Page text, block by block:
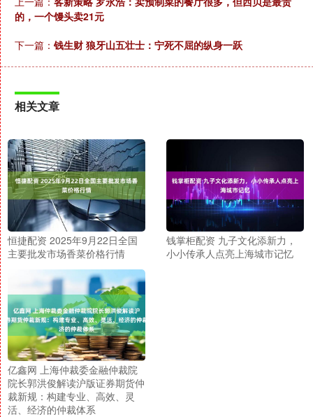
的，一个馒头卖21元
下一篇： 钱生财 狼牙山五壮士：宁死不屈的纵身一跃
相关文章
恒捷配资 2025年9月22日全国
主要批发市场香菜价格行情
钱掌柜配资 九子文化添新力，
小小传承人点亮上海城市记忆
亿鑫网 上海仲裁委金融仲裁院
院长郭洪俊解读沪版证券期货仲
裁新规：构建专业、高效、灵
活、经济的仲裁体系